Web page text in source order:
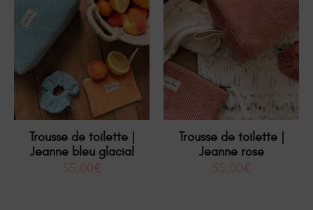
Trousse de toilette |
Jeanne bleu glacial
55.00€
Trousse de toilette |
Jeanne rose
55.00€